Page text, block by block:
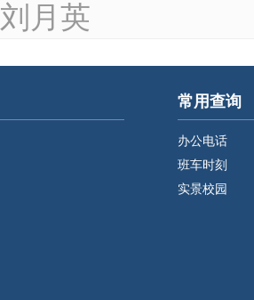
刘月英
常用查询
办公电话
班车时刻
实景校园